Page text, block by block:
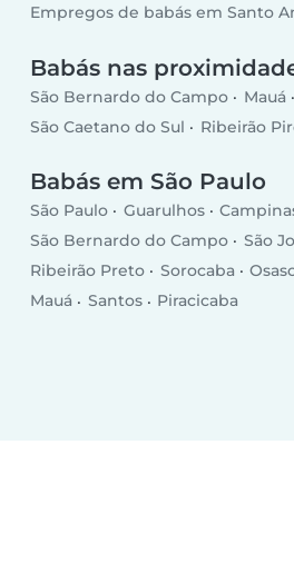
Empregos de babás em Santo
Babás nas
São Bernardo do Campo Mauá
São Caetano do Sul
Ribeirão
Babás em São Paulo
São Paulo Guarulhos
São Bernardo do Campo
São
Ribeirão Preto
Sorocaba
Mauá
Santos Piracicaba